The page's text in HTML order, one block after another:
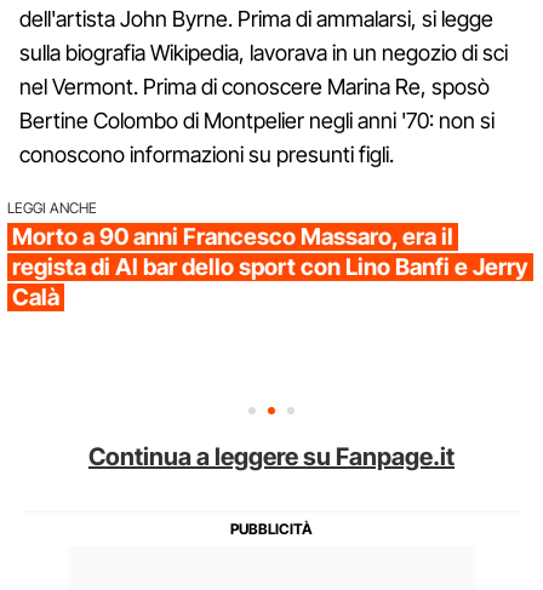
dell'artista John Byrne. Prima di ammalarsi, si legge
sulla biografia Wikipedia, lavorava in un negozio di sci
nel Vermont. Prima di conoscere Marina Re, sposò
Bertine Colombo di Montpelier negli anni '70: non si
conoscono informazioni su presunti figli.
LEGGI ANCHE
Morto a 90 anni Francesco Massaro, era il
regista di Al bar dello sport con Lino Banfi e Jerry
Calà
Continua a leggere su Fanpage.it